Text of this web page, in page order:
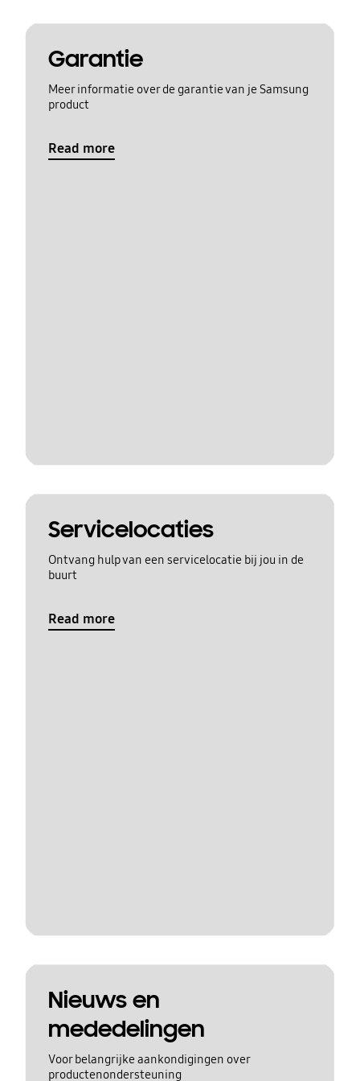
Garantie
Meer informatie over de garantie van je Samsung
product
Read more
Servicelocaties
Ontvang hulp van een servicelocatie bij jou in de
buurt
Read more
Nieuws en
mededelingen
Voor belangrijke aankondigingen over
productenondersteuning